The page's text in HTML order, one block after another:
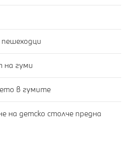
на гуми
в гумите
на детско столче предна